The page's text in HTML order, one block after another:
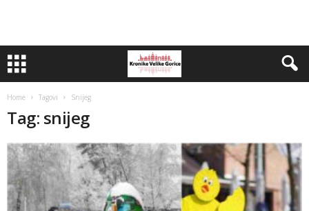
Home Tagovi Snijeg
Tag: snijeg